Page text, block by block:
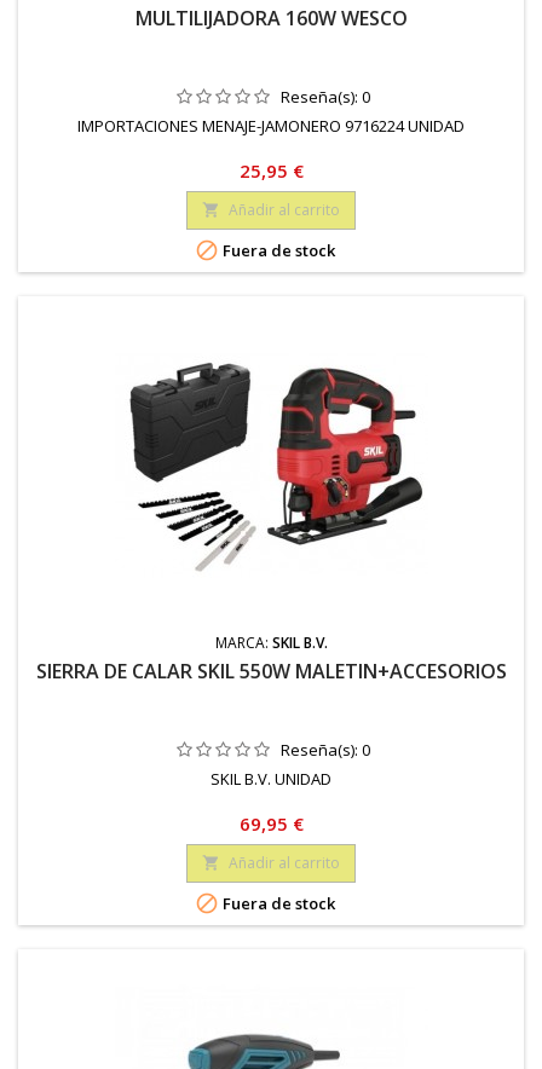
MULTILIJADORA 160W WESCO
Reseña(s): 0
IMPORTACIONES MENAJE-JAMONERO 9716224 UNIDAD
Precio
25,95 €
 Añadir al carrito
 Fuera de stock
MARCA: SKIL B.V.
SIERRA DE CALAR SKIL 550W MALETIN+ACCESORIOS
Reseña(s): 0
SKIL B.V. UNIDAD
Precio
69,95 €
 Añadir al carrito
 Fuera de stock